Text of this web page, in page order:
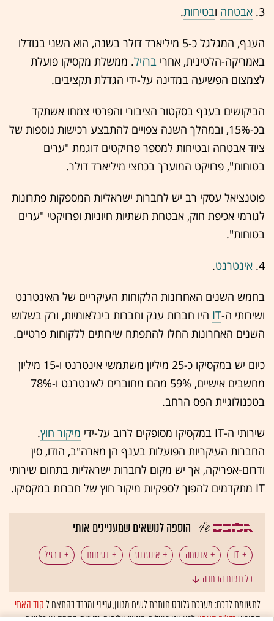
3. אבטחה ובטיחות.
הענף, המגלגל כ-5 מיליארד דולר בשנה, הוא השני בגודלו
באמריקה-הלטינית, אחרי ברזיל. ממשלת מקסיקו פועלת
לצמצום הפשיעה במדינה על-ידי הגדלת תקציבים.
הביקושים בענף בסקטור הציבורי והפרטי צמחו אשתקד
בכ-15%, ובמהלך השנה צפויים להתבצע רכישות נוספות של
ציוד אבטחה ובטיחות למספר פרויקטים דוגמת "ערים
בטוחות", פרויקט המוערך בכחצי מיליארד דולר.
פוטנציאל עסקי רב יש לחברות ישראליות המספקות פתרונות
לגורמי אכיפת חוק, אבטחת תשתיות חיוניות ופרויקטי "ערים
בטוחות".
4. אינטרנט.
בחמש השנים האחרונות הלקוחות העיקריים של האינטרנט
ושירותי ה-IT היו חברות ענק וחברות בינלאומיות, ורק בשלוש
השנים האחרונות החלו להתפתח שירותים ללקוחות פרטיים.
כיום יש במקסיקו כ-25 מיליון משתמשי אינטרנט ו-15 מיליון
מחשבים אישיים, 59% מהם מחוברים לאינטרנט ו-78%
בטכנולוגיית הפס הרחב.
שירותי ה-IT במקסיקו מסופקים לרוב על-ידי מיקור חוץ.
החברות העיקריות הפועלות בענף הן מארה"ב, הודו, סין
ודרום-אפריקה, אך יש מקום לחברות ישראליות בתחום שירותי
IT מתקדמים להפוך לספקיות מיקור חוץ של חברות במקסיקו.
הוספה לנושאים שמעניינים אותי
IT אבטחה אינטרנט בטיחות ברזיל
הזדמנויות עסקיות
כל תגיות הכתבה
לתשומת לבכם: מערכת גלובס חותרת לשיח מגוון, ענייני ומכבד בהתאם לקוד האתי